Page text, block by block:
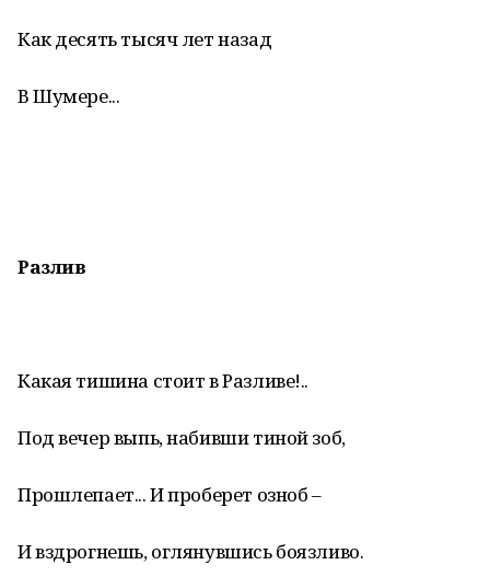
Как десять тысяч лет назад
В Шумере...
Разлив
Какая тишина стоит в Разливе!..
Под вечер выпь, набивши тиной зоб,
Прошлепает... И проберет озноб –
И вздрогнешь, оглянувшись боязливо.